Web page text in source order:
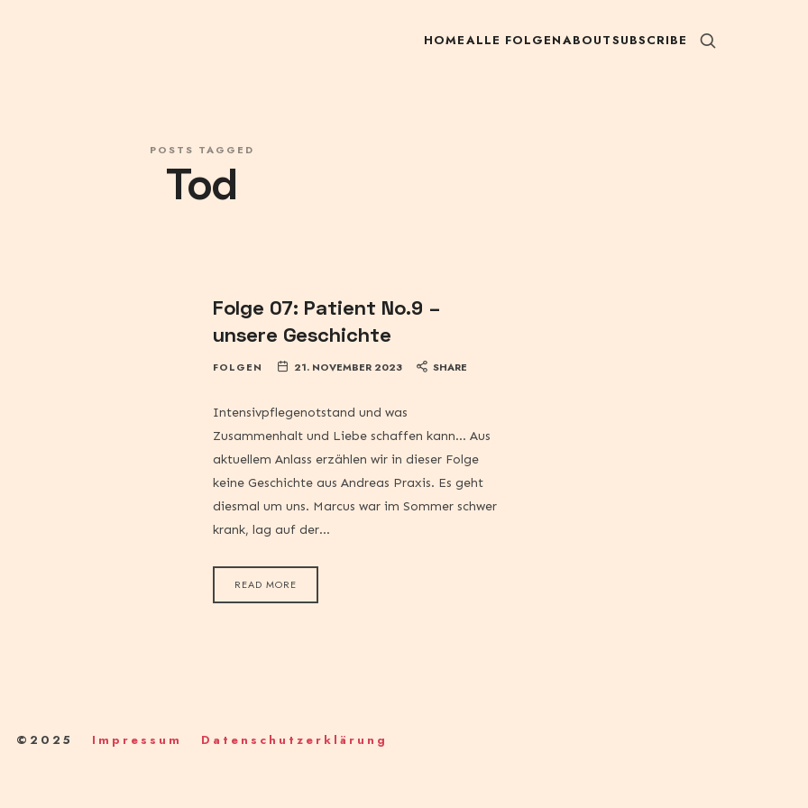
HOMEALLE FOLGENABOUTSUBSCRIBE
POSTS TAGGED
Tod
Folge 07: Patient No.9 –
unsere Geschichte
FOLGEN 21. NOVEMBER 2023 SHARE
Intensivpflegenotstand und was
Zusammenhalt und Liebe schaffen kann… Aus
aktuellem Anlass erzählen wir in dieser Folge
keine Geschichte aus Andreas Praxis. Es geht
diesmal um uns. Marcus war im Sommer schwer
krank, lag auf der…
READ MORE
©2025 Impressum Datenschutzerklärung